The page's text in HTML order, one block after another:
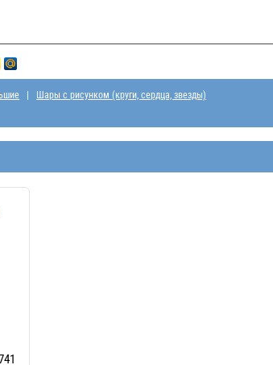
Шары с рисунком (круги, сердца, звезды)